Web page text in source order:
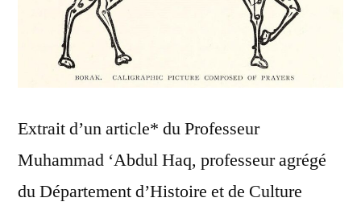
Extrait d’un article* du Professeur
Muhammad ‘Abdul Haq, professeur agrégé
du Département d’Histoire et de Culture